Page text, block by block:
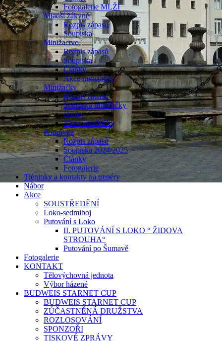
Fotogalerie MLŽI
Mladší žákyně
Rozpis zápasů
Soupiska
Minižactvo
Rozpis zápasů
Soupiska
Články
Akce minižačky
Minižačky
Rozpis zápasů
Soupiska minižačky
články
Akce minižačky
Přípravka
Rozpis zápasů
Soupiska 2024/2025
Články
Fotogalerie
Tréninky a kontakty na trenéry
Nábor
Akce
SOUSTŘEDĚNÍ
Loko-sedmiboj
Putování s Loko
II. PUTOVÁNÍ S LOKO “ ŽIDOVA
STROUHA“
Putování po Šumavě
Fotogalerie
KONTAKT
Tělovýchovná jednota
Výbor házené
BUDWEIS STARNET CUP
BUDWEIS STARNET CUP
ZÚČASTNĚNÁ DRUŽSTVA
ROZLOSOVÁNÍ
SPONZOŘI
TISKOVÉ ZPRÁVY